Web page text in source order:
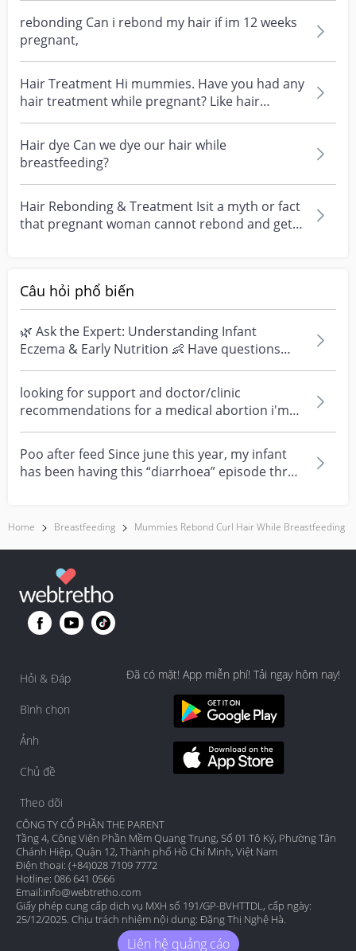
rebonding Can i rebond my hair if im 12 weeks
pregnant,
Hair Treatment Hi mummies. Have you had any
hair treatment while pregnant? Like hair
rebonding? Does...
Hair dye Can we dye our hair while
breastfeeding?
Hair Rebonding & Treatment Isit a myth or fact
that pregnant woman cannot rebond and get
Câu hỏi phổ biến
🌿 Ask the Expert: Understanding Infant
Eczema & Early Nutrition 👶 Have questions
about eczema, sensi...
looking for support and doctor/clinic
recommendations for a medical abortion i'm
feeling really over...
Poo after feed Since june this year, my infant
has been having this “diarrhoea” episode three
Home Breastfeeding Mummies Rebond Curl Hair While Breastfeeding
Hỏi & Đáp
Bình chọn
Ảnh
Chủ đề
Theo dõi
Đã có mặt! App miễn phí! Tải ngay hôm nay!
CÔNG TY CỔ PHẦN THE PARENT
Tầng 4, Công Viên Phần Mềm Quang Trung, Số 01 Tô Ký, Phường Tân
Chánh Hiệp, Quận 12, Thành phố Hồ Chí Minh, Việt Nam
Điện thoại: (+84)028 7109 7772
Hotline: 086 641 0566
Email:info@webtretho.com
Giấy phép cung cấp dịch vụ MXH số 191/GP-BVHTTDL, cấp ngày:
25/12/2025. Chịu trách nhiệm nội dung: Đặng Thị Nghệ Hà.
Liên hệ quảng cáo